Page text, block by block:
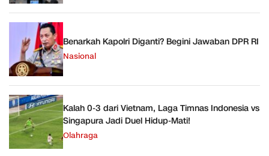
Benarkah Kapolri Diganti? Begini Jawaban DPR RI
Nasional
Kalah 0-3 dari Vietnam, Laga Timnas Indonesia vs
Singapura Jadi Duel Hidup-Mati!
Olahraga